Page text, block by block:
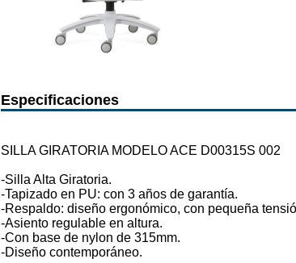
Especificaciones
SILLA GIRATORIA MODELO ACE D00315S 002
-Silla Alta Giratoria.
-Tapizado en PU: con 3 años de garantía.
-Respaldo: diseño ergonómico, con pequeña
-Asiento regulable en altura.
-Con base de nylon de 315mm.
-Diseño contemporáneo.